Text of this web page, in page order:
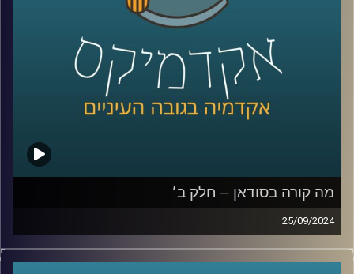
כדי לענות על השאלה הזו הצטרף אלינו היום ד״ר חיים קורן,
בית ספר לאודר לממשל, דיפלומטיה ואסטרטגיה, אוניברסיטת
לשעבר שגריר ישראל הראשון לדרום סודאן ומצרים.
קרדיט תמונות:AudioVersity
מה קורה בסודאן – חלק ב׳
25/09/2024
אחרי שנים של מלחמות פנימיות עקובות מדם בסודאן, ועם
נפילתו של הדיקטטור קולונל עומר אל בשיר, ששלט במדינה